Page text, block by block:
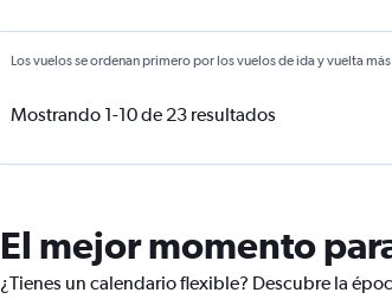
Los vuelos se ordenan primero por los vuelos de ida y vuelta
Mostrando 1-10 de 23 resultados
El mejor momento
¿Tienes un calendario flexible? Descubre la